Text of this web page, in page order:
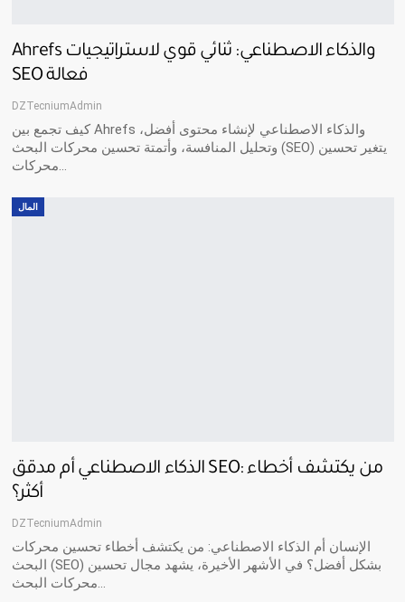
Ahrefs والذكاء الاصطناعي: ثنائي قوي لاستراتيجيات
SEO فعالة
DZTecniumAdmin
كيف تجمع بين Ahrefs والذكاء الاصطناعي لإنشاء محتوى أفضل،
وتحليل المنافسة، وأتمتة تحسين محركات البحث (SEO) يتغير تحسين
محركات…
المال
الذكاء الاصطناعي أم مدقق SEO: من يكتشف أخطاء
أكثر؟
DZTecniumAdmin
الإنسان أم الذكاء الاصطناعي: من يكتشف أخطاء تحسين محركات
البحث (SEO) بشكل أفضل؟ في الأشهر الأخيرة، يشهد مجال تحسين
محركات البحث…